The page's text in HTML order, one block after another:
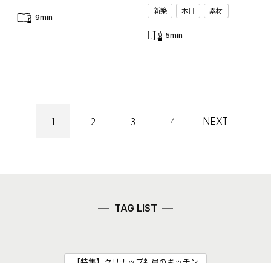
9min
新築
木目 素材
5min
1 2 3 4 NEXT
TAG LIST